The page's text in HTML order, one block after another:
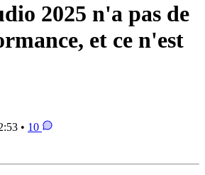
2025 n'a pas de
et ce n'est
• 10